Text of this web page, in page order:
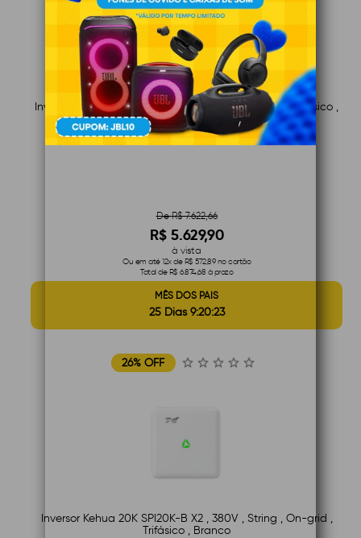
Inversor Kehua 15K SPI15K-B X2 , String , On-Grid , Trifásico ,
380V , Branco
De R$ 7.622,66
R$ 5.629,90
à vista
Ou em até 12x de R$ 572,89 no cartão
Total de R$ 6.874,68 à prazo
MÊS DOS PAIS
25 Dias 9:20:22
26% OFF
Inversor Kehua 20K SPI20K-B X2 , 380V , String , On-grid ,
Trifásico , Branco